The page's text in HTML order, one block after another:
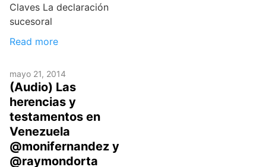
Claves La declaración
sucesoral
Read more
mayo 21, 2014
(Audio) Las
herencias y
testamentos en
Venezuela
@monifernandez y
@raymondorta